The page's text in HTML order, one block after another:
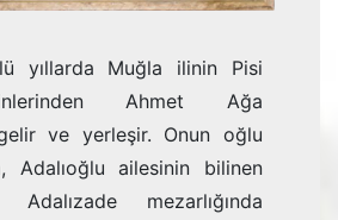
yıllarda Muğla ilinin Pisi
Ahmet Ağa
gelir ve yerleşir. Onun oğlu
Adalıoğlu ailesinin bilinen
mezarlığında